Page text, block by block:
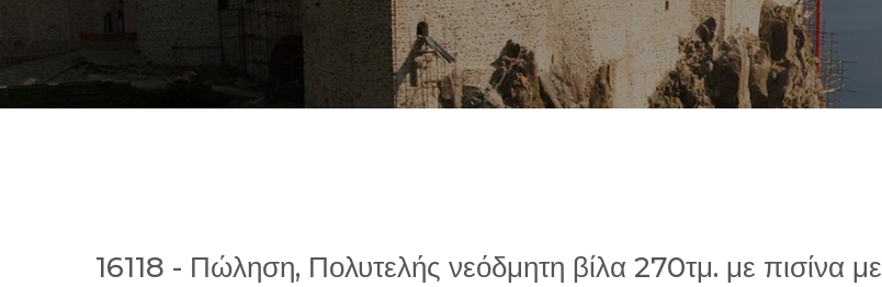
16118 - Πώληση, Πολυτελής νεόδμητη βίλα 270τμ. με πισίνα